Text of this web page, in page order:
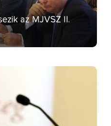
az MJVSZ II.